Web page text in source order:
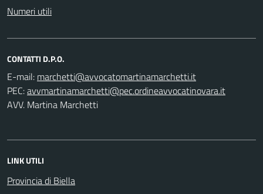
Numeri utili
CONTATTI D.P.O.
E-mail:
PEC:
AVV. Martina Marchetti
LINK UTILI
Provincia di Biella